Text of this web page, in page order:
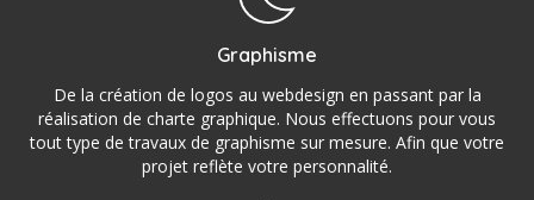
Graphisme
De la création de logos au webdesign en passant par la
réalisation de charte graphique. Nous effectuons pour vous
tout type de travaux de graphisme sur mesure. Afin que votre
projet reflète votre personnalité.